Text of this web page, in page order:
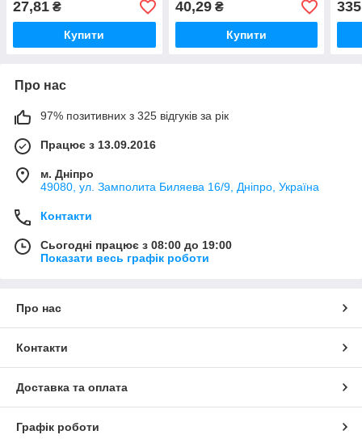
27,81 ₴
Купити
40,29₴
Купити
Про нас
97% позитивних з 325 відгуків за рік
Працює з 13.09.2016
м. Дніпро
49080, ул. Замполита Биляева 16/9, Дніпро, Україна
Контакти
Сьогодні працює з 08:00 до 19:00
Показати весь графік роботи
Про нас
Контакти
Доставка та оплата
Графік роботи